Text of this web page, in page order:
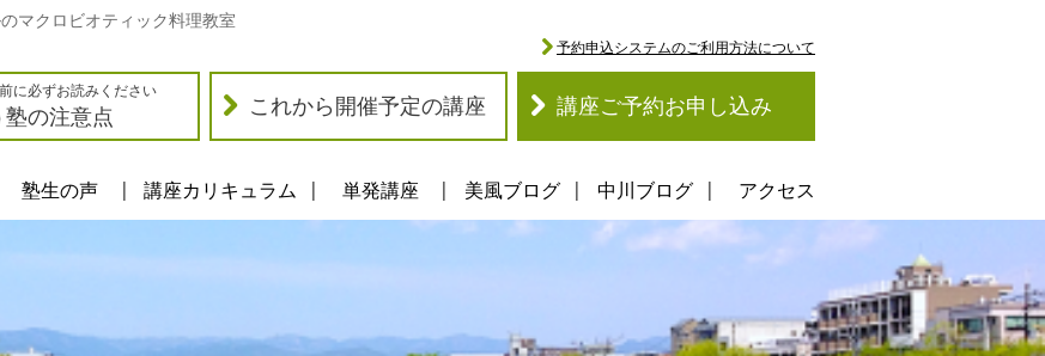
マクロビオティック料理教室
に必ずお読みください
塾の注意点 これから開催予定の講座 講座ご予約お申し込み
予約申込システムのご利用方法について
塾生の声 講座カリキュラム 単発講座 美風ブログ 中川ブログ アクセス